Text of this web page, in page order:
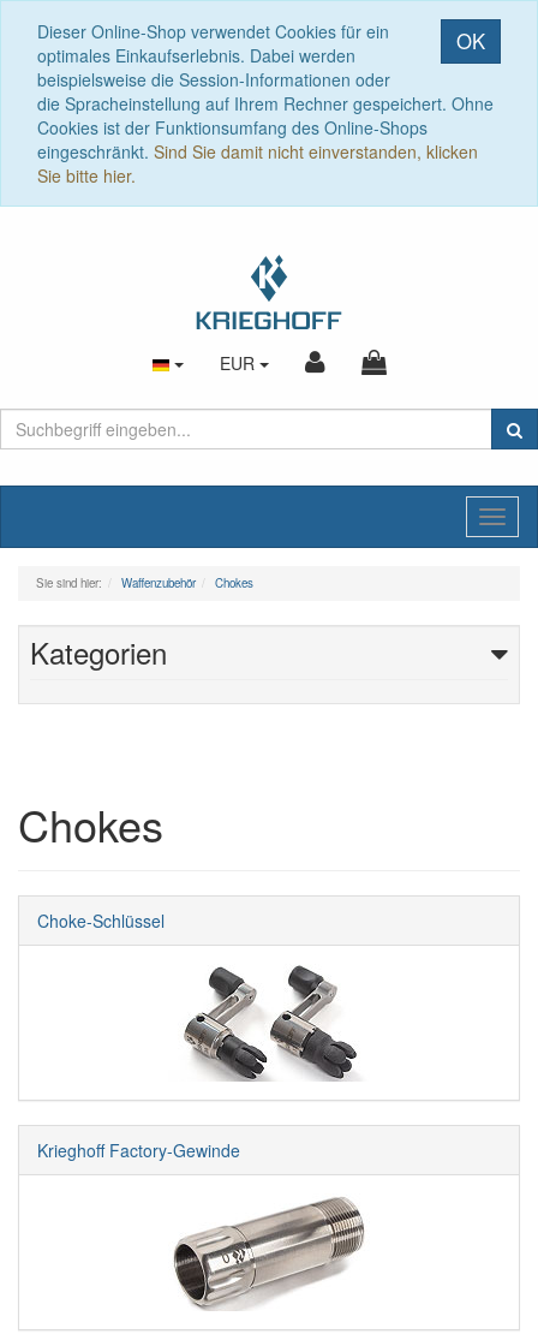
OK
Dieser Online-Shop verwendet Cookies für ein
optimales Einkaufserlebnis. Dabei werden
beispielsweise die Session-Informationen oder
die Spracheinstellung auf Ihrem Rechner gespeichert. Ohne
Cookies ist der Funktionsumfang des Online-Shops
eingeschränkt. Sind Sie damit nicht einverstanden, klicken
Sie bitte hier.
EUR
Sie sind hier: Waffenzubehör Chokes
Kategorien
Chokes
Choke-Schlüssel
Krieghoff Factory-Gewinde